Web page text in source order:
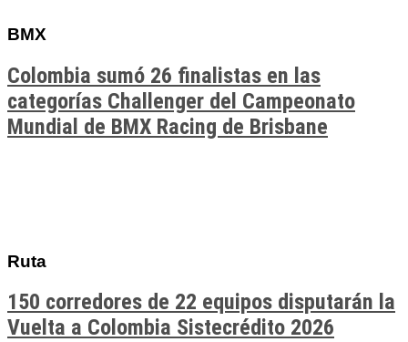
BMX
Colombia sumó 26 finalistas en las
categorías Challenger del Campeonato
Mundial de BMX Racing de Brisbane
Ruta
150 corredores de 22 equipos disputarán la
Vuelta a Colombia Sistecrédito 2026